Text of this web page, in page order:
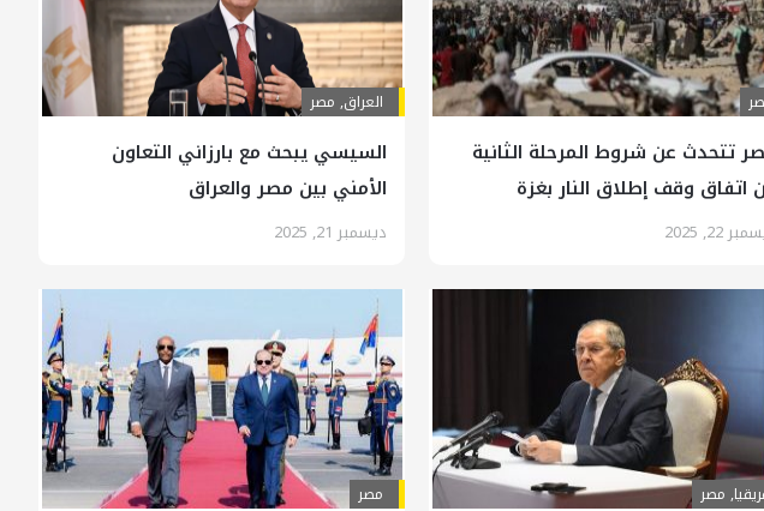
تتحدث عن شروط المرحلة الثانية
اتفاق وقف إطلاق النار بغزة
22, 2025
العراق, مصر
السيسي يبحث مع بارزاني التعاون
الأمني بين مصر والعراق
ديسمبر 21, 2025
, مصر مصر